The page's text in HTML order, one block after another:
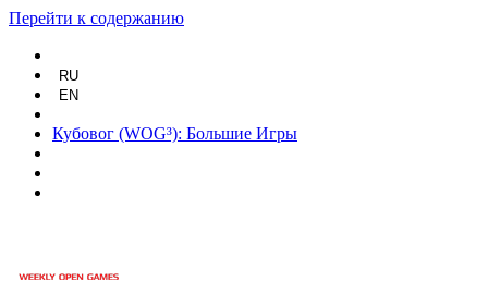
Перейти к содержанию
RU
EN
Кубовог (WOG³): Большие Игры